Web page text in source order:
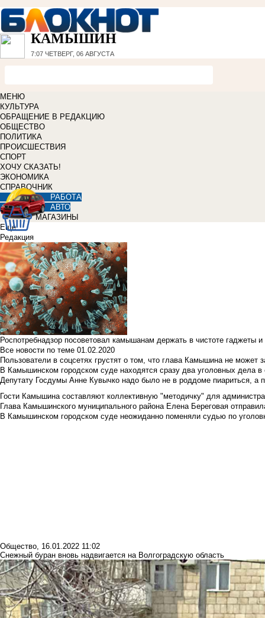
КАМЫШИН
7:07 ЧЕТВЕРГ, 06 АВГУСТА
МЕНЮ
КУЛЬТУРА
ОБРАЩЕНИЕ В РЕДАКЦИЮ
ОБЩЕСТВО
ПОЛИТИКА
ПРОИСШЕСТВИЯ
СПОРТ
ХОЧУ СКАЗАТЬ!
ЭКОНОМИКА
СПРАВОЧНИК
РАБОТА
АВТО
МАГАЗИНЫ
Еще
Редакция
Роспотребнадзор посоветовал камышанам держать в чистоте гаджеты
Все новости по теме 01.02.2020
Пользователи в соцсетях грустят о том, что глава Камышина не может
В Камышинском городском суде находятся сразу два уголовных дела
Депутату Госдумы Анне Кувычко надо было не в роддоме пиариться, а
Гости Камышина составляют коллективную "методичку" для
Глава Камышинского муниципального района Елена Береговая
В Камышинском городском суде неожиданно поменяли судью по
Общество, 16.01.2022 11:02
Снежный буран вновь надвигается на Волгоградскую область